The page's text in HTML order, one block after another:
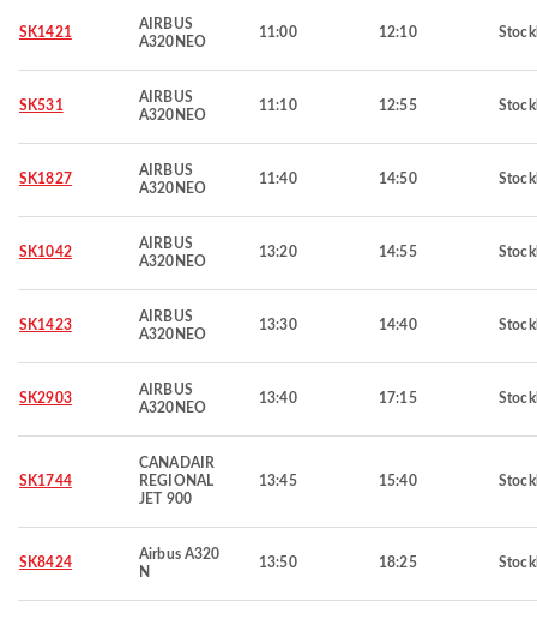
SK1421
AIRBUS
A320NEO
11:00 12:10
SK531
AIRBUS
A320NEO
11:10 12:55
SK1827
AIRBUS
A320NEO
11:40 14:50
SK1042
AIRBUS
A320NEO
13:20 14:55
SK1423
AIRBUS
A320NEO
13:30 14:40
SK2903
AIRBUS
A320NEO
13:40 17:15
SK1744
CANADAIR
REGIONAL
JET 900
13:45 15:40
SK8424
Airbus A320
N
13:50 18:25